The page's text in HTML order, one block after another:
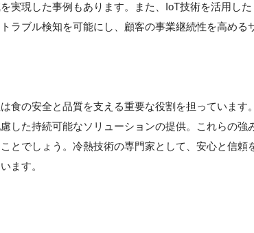
実現した事例もあります。また、IoT技術を活用した
ラブル検知を可能にし、顧客の事業継続性を高める
食の安全と品質を支える重要な役割を担っています。
した持続可能なソリューションの提供。これらの強
とでしょう。冷熱技術の専門家として、安心と信頼
ます。